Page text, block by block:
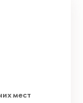
мест